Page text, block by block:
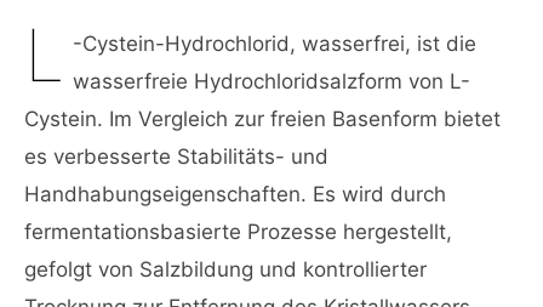
L -Cystein-Hydrochlorid, wasserfrei, ist die
wasserfreie Hydrochloridsalzform von L-
Cystein. Im Vergleich zur freien Basenform bietet
es verbesserte Stabilitäts- und
Handhabungseigenschaften. Es wird durch
fermentationsbasierte Prozesse hergestellt,
gefolgt von Salzbildung und kontrollierter